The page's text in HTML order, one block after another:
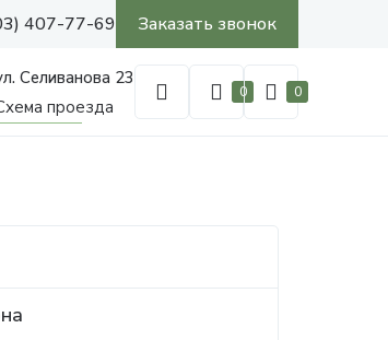
407-77-69 Заказать звонок
Селиванова 23
проезда
0 0